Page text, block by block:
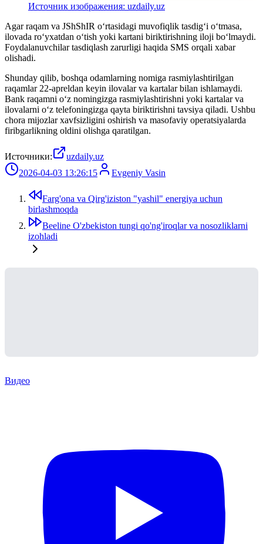
Источник изображения: uzdaily.uz
Agar raqam va JShShIR o‘rtasidagi muvofiqlik tasdig‘i o‘tmasa,
ilovada ro‘yxatdan o‘tish yoki kartani biriktirishning iloji bo‘lmaydi.
Foydalanuvchilar tasdiqlash zarurligi haqida SMS orqali xabar
olishadi.
Shunday qilib, boshqa odamlarning nomiga rasmiylashtirilgan
raqamlar 22-apreldan keyin ilovalar va kartalar bilan ishlamaydi.
Bank raqamni o‘z nomingizga rasmiylashtirishni yoki kartalar va
ilovalarni o‘z telefoningizga qayta biriktirishni tavsiya qiladi. Ushbu
chora mijozlar xavfsizligini oshirish va masofaviy operatsiyalarda
firibgarlikning oldini olishga qaratilgan.
Источники:
uzdaily.uz
2026-04-03 13:26:15
Evgeniy Vasin
Farg'ona va Qirg'iziston "yashil" energiya uchun
birlashmoqda
Beeline O'zbekiston tungi qo'ng'iroqlar va nosozliklarni
izohladi
Видео